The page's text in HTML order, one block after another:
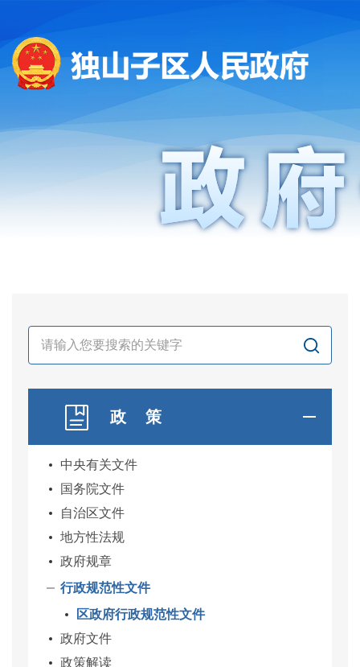
政 策
中央有关文件
国务院文件
自治区文件
地方性法规
政府规章
行政规范性文件
区政府行政规范性文件
政府文件
政策解读